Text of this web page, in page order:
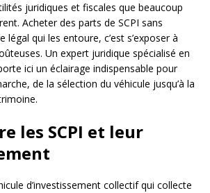
juridiques et fiscales que beaucoup
Acheter des parts de SCPI sans
légal qui les entoure, c’est s’exposer à
Un expert juridique spécialisé en
ici un éclairage indispensable pour
de la sélection du véhicule jusqu’à la
les SCPI et leur
d’investissement collectif qui collecte